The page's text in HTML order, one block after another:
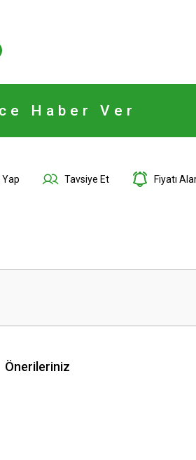
Haber Ver
Tavsiye Et Fiyatı
Önerileriniz